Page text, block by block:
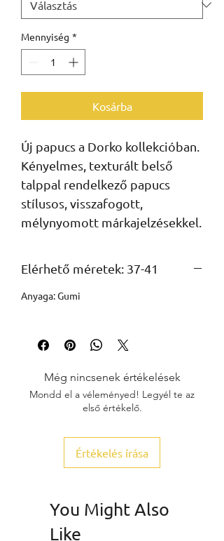
Mennyiség *
Kosárba
Új papucs a Dorko kollekcióban.
Kényelmes, texturált belső
talppal rendelkező papucs
stílusos, visszafogott,
mélynyomott márkajelzésekkel.
Elérhető méretek: 37-41
Anyaga: Gumi
Még nincsenek értékelések
Mondd el a véleményed! Legyél te az
első értékelő.
Értékelés írása
You Might Also
Like